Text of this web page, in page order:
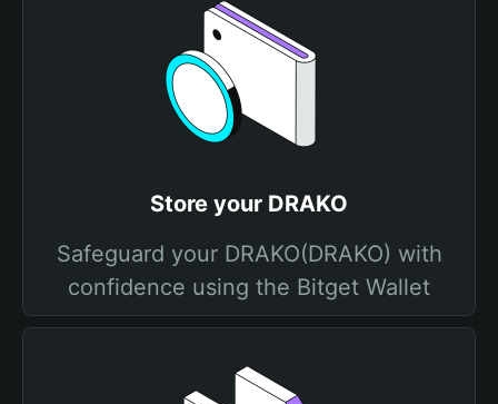
Store your DRAKO
Safeguard your DRAKO(DRAKO) with
confidence using the Bitget Wallet